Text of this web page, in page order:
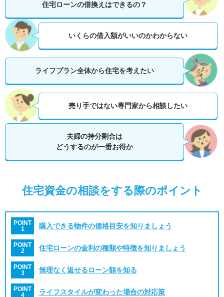
住宅ローンの借換えはできるの？
いくらの借入額がいいのかわからない
ライフプラン全体から住宅を考えたい
売り手ではない専門家から相談したい
夫婦の持分割合は
どうするのが一番お得か
住宅資金の相談をする際のポイント
POINT
1
購入できる物件の価格目安を知りましょう
POINT
2
住宅ローンの金利の種類や特徴を知りましょう
POINT
3
無理なく返せるローン額を知る
POINT
4
ライフスタイルが変わった場合の対応策